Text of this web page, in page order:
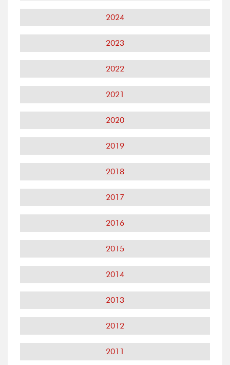
2024
2023
2022
2021
2020
2019
2018
2017
2016
2015
2014
2013
2012
2011